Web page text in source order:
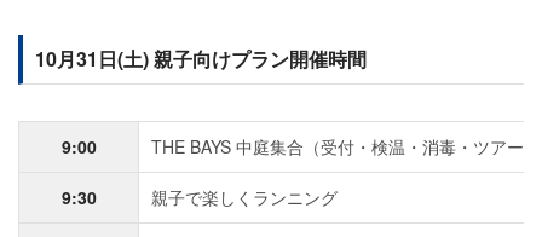
10月31日(土) 親子向けプラン開催時間
9:00 THE BAYS 中庭集合（受付・検温・消毒・ツアー
9:30 親子で楽しくランニング